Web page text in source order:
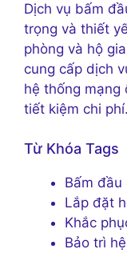
Dịch vụ bấm
trọng và thiết
phòng và hộ
cung cấp dịch
hệ thống mạng
tiết kiệm chi phí.
Từ Khóa Tags
Bấm đầu
Lắp đặt
Khắc
Bảo trì